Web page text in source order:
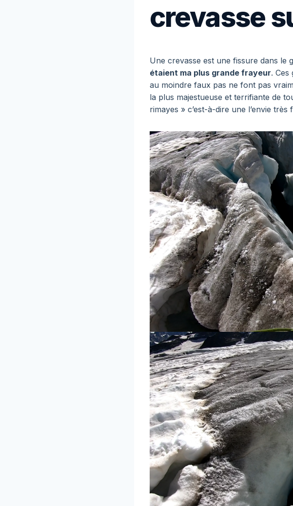
crevasse
Une crevasse est une fissure dans le
étaient ma plus grande frayeur. Ces
au moindre faux pas ne font pas
la plus majestueuse et terrifiante de
rimayes » c’est-à-dire une l’envie